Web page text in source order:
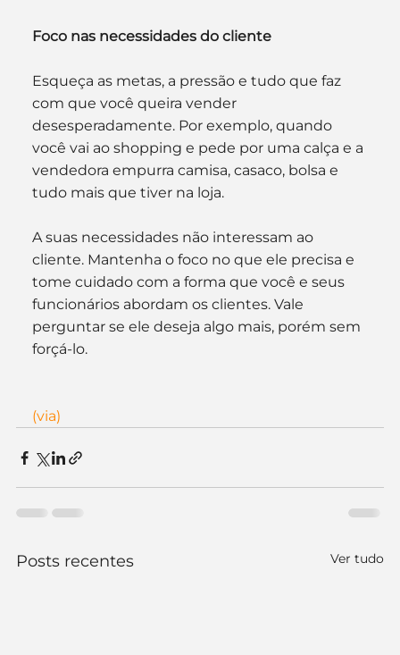
Foco nas necessidades do cliente
Esqueça as metas, a pressão e tudo que faz
com que você queira vender
desesperadamente. Por exemplo, quando
você vai ao shopping e pede por uma calça e a
vendedora empurra camisa, casaco, bolsa e
tudo mais que tiver na loja.
A suas necessidades não interessam ao
cliente. Mantenha o foco no que ele precisa e
tome cuidado com a forma que você e seus
funcionários abordam os clientes. Vale
perguntar se ele deseja algo mais, porém sem
forçá-lo.
(via)
Posts recentes Ver tudo